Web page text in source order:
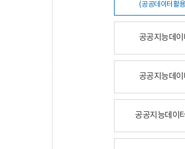
(공공데이터활
공공지능데
공공지능데
공공지능데이